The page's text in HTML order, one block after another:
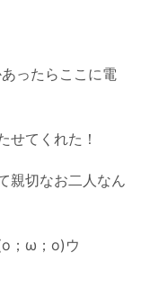
ったらここに電
せてくれた！
親切なお二人なん
；ω；o)ウ